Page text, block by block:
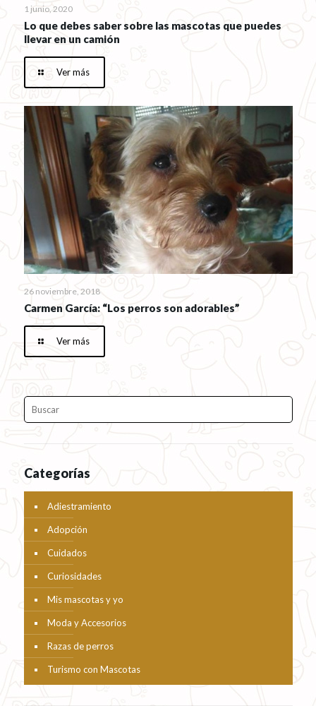
1 junio, 2020
Lo que debes saber sobre las mascotas que puedes
llevar en un camión
Ver más
26 noviembre, 2018
Carmen García: “Los perros son adorables”
Ver más
Categorías
Adiestramiento
Adopción
Cuidados
Curiosidades
Mis mascotas y yo
Moda y Accesorios
Razas de perros
Turismo con Mascotas